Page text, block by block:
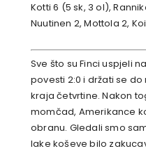
Kotti 6 (5 sk, 3 ol),
Nuutinen 2, Mottola 2,
Sve što su Finci uspjeli
povesti 2:0 i držati se do
kraja četvrtine. Nakon
momčad, Amerikance
obranu. Gledali smo
lake koševe bilo